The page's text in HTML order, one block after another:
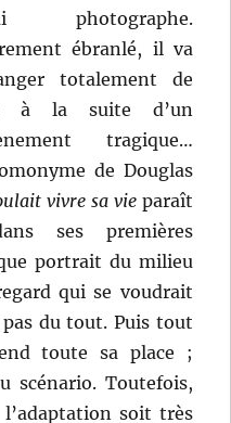
photographe.
ébranlé, il va
totalement de
à la suite d’un
tragique…
de Douglas
vivre sa vieparaît
ses premières
portrait du milieu
qui se voudrait
du tout. Puis tout
toute sa place ;
scénario. Toutefois,
soit très